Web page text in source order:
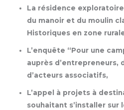
La résidence
du manoir et du moulin
Historiques en zone
L’enquête “Pour une
auprès
d’acteurs associatifs,
L’appel à projets à
souhaitant s’installer sur